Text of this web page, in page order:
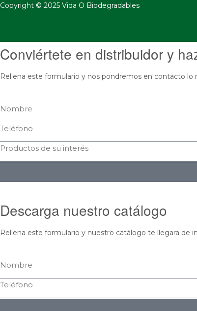
Copyright © 2025 Vida O Biodegradables
Conviértete en distribuidor y
Rellena este formulario y nos pondremos en contacto lo
Descarga nuestro catálogo
Rellena este formulario y nuestro catálogo te llegara de